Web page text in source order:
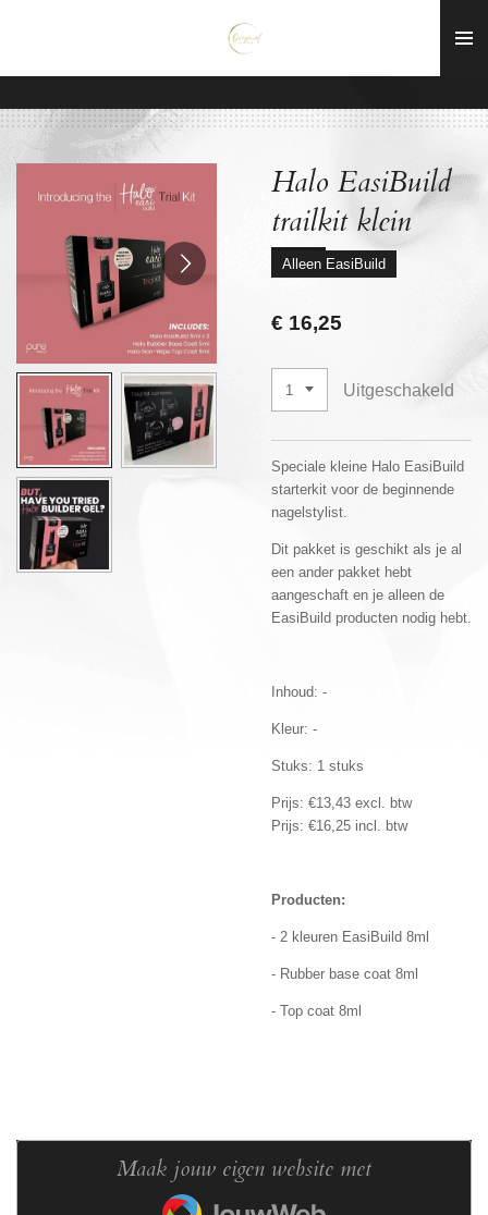
hoofdinhoud
Halo EasiBuild
trailkit klein
Alleen EasiBuild
€ 16,25
Uitgeschakeld
Speciale kleine Halo EasiBuild
starterkit voor de beginnende
nagelstylist.
Dit pakket is geschikt als je al
een ander pakket hebt
aangeschaft en je alleen de
EasiBuild producten nodig hebt.
Inhoud: -
Kleur: -
Stuks: 1 stuks
Prijs: €13,43 excl. btw
Prijs: €16,25 incl. btw
Producten:
- 2 kleuren EasiBuild 8ml
- Rubber base coat 8ml
- Top coat 8ml
Maak jouw eigen website met
JouwWeb